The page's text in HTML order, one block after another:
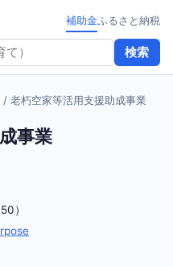
検索
補助金ふるさと納税
/ 老朽空家等活用支援助成事業
事業
）